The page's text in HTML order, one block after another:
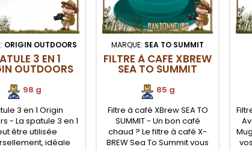
ORIGIN OUTDOORS
3 EN 1
OUTDOORS
98 g
3 en 1 Origin
- La spatule 3 en 1
être utilisée
idéale
MARQUE: SEA TO SUMMIT
FILTRE À CAFÉ XBREW
SEA TO SUMMIT
85 g
Filtre à café XBrew SEA TO
SUMMIT - Un bon café
chaud ? Le filtre à café X-
BREW Sea To Summit vous